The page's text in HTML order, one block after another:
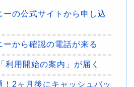
ーの公式サイトから申し込
ーから確認の電話が来る
利用開始の案内」が届く
！2ヶ月後にキャッシュバッ